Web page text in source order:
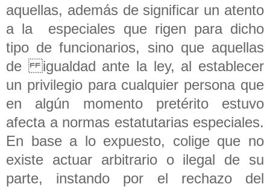
aquellas, además de significar un atento
a la especiales que rigen para dicho
tipo de funcionarios, sino que aquellas
de igualdad ante la ley, al establecer
un privilegio para cualquier persona que
en algún momento pretérito estuvo
afecta a normas estatutarias especiales.
En base a lo expuesto, colige que no
existe actuar arbitrario o ilegal de su
parte, instando por el rechazo del